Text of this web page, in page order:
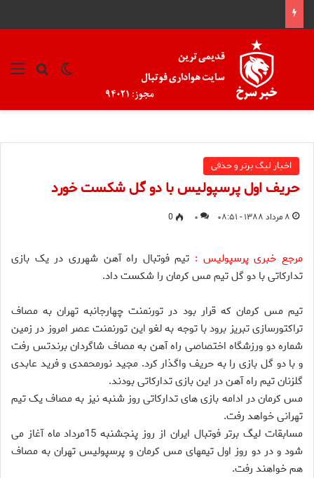
تغییر پوسته
اخبار لیگ برتر و حذفی
حریف اول پرسپولیس با دو گل شکست خورد
۸ مرداد ۱۳۸۸ - ۰۸:۵۱ ۰ 0
مرجع خبری پرسپولیس : تیم فوتبال راه آهن شهرری در یک بازی
تدارکاتی با دو گل تیم مس کرمان را شکست داد.
تیم مس کرمان که قرار بود در تورنمنت چهارجانبه تهران به مصاف
تراکتورسازی تبریز برود با توجه به لغو این تورنمنت عصر امروز در زمین
شماره دو ورزشگاه اختصاصی راه آهن به مصاف شاگردان برندتس رفت
و با دو گل بازی را به حریف واگذار کرد. مجید نورمحمدی و فرید عابدی
گلزنان تیم راه آهن در این بازی تدارکاتی بودند.
مس کرمان در ادامه بازی های تدارکاتی روز شنبه نیز به مصاف یک تیم
تهرانی خواهد رفت.
مسابقات لیگ برتر فوتبال ایران از روز پنجشنبه 15مرداد ماه آغاز می
شود و در دو روز اول تیمهای مس کرمان و پرسپولیس تهران به مصاف
هم خواهند رفت.